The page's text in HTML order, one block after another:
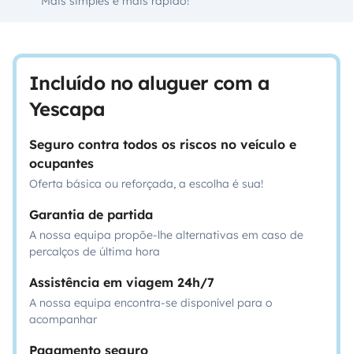
Incluído no aluguer com a
Yescapa
Seguro contra todos os riscos no veículo e
ocupantes
Oferta básica ou reforçada, a escolha é sua!
Garantia de partida
A nossa equipa propõe-lhe alternativas em caso de
percalços de última hora
Assistência em viagem 24h/7
A nossa equipa encontra-se disponível para o
acompanhar
Pagamento seguro